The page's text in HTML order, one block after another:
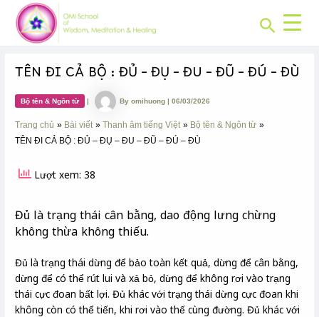
content
Search
TÊN ĐI CẢ BỘ : ĐỦ – ĐỤ – ĐU – ĐŨ – ĐÚ – ĐÙ
Bộ tên & Ngôn từ | Byomihuong|06/03/2026
Trang chủ Bài viết Thanh âm tiếng Việt
Bộ tên & Ngôn từ
TÊN ĐI CẢ BỘ : ĐỦ – ĐỤ – ĐU – ĐŨ – ĐÚ – ĐÙ
Lượt xem: 38
Đủ là trạng thái cân bằng, dao động lưng chừng
không thừa không thiếu.
Đủ là trạng thái dừng để bảo toàn kết quả, dừng để cân bằng,
dừng để có thể rút lui và xả bỏ, dừng để không rơi vào trạng
thái cực đoan bất lợi. Đủ khác với trạng thái dừng cực đoan khi
không còn có thể tiến, khi rơi vào thế cùng đường. Đủ khác với
Post
navigation
CHUYÊN
MỤC: